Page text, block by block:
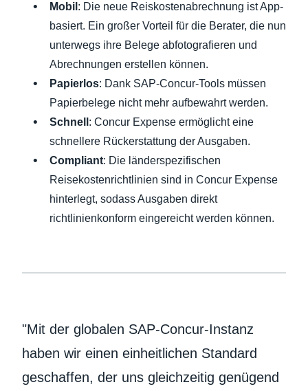
Mobil : Die neue Reiskostenabrechnung ist App-
basiert. Ein großer Vorteil für die Berater, die nun
unterwegs ihre Belege abfotografieren und
Abrechnungen erstellen können.
Papierlos: Dank SAP-Concur-Tools müssen
Papierbelege nicht mehr aufbewahrt werden.
Schnell : Concur Expense ermöglicht eine
schnellere Rückerstattung der Ausgaben.
Compliant: Die länderspezifischen
Reisekostenrichtlinien sind in Concur Expense
hinterlegt, sodass Ausgaben direkt
richtlinienkonform eingereicht werden können.
"Mit der globalen SAP-Concur-Instanz
haben wir einen einheitlichen Standard
geschaffen, der uns gleichzeitig genügend